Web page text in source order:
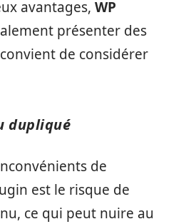
avantages, WP
présenter des
de considérer
dupliqué
de
est le risque de
ce qui peut nuire au